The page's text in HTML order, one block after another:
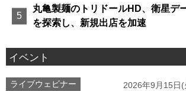
丸亀製麺のトリドールHD、衛星デ
を探索し、新規出店を加速
イベント
ライブウェビナー 2026年9月15日